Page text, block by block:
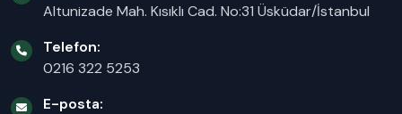
Altunizade Mah. Kısıklı Cad. No:31 Üsküdar/İstanbul
Telefon:
0216 322 5253
E-posta: